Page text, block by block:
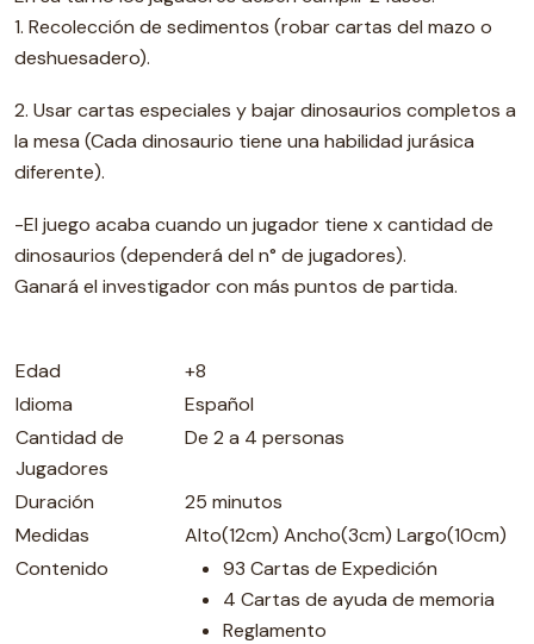
1. Recolección de sedimentos (robar cartas del mazo o
deshuesadero).
2. Usar cartas especiales y bajar dinosaurios completos a
la mesa (Cada dinosaurio tiene una habilidad jurásica
diferente).
-El juego acaba cuando un jugador tiene x cantidad de
dinosaurios (dependerá del n° de jugadores).
Ganará el investigador con más puntos de partida.
Edad
+8
Idioma
Español
Cantidad de
Jugadores
De 2 a 4 personas
Duración
25 minutos
Medidas
Alto(12cm) Ancho(3cm) Largo(10cm)
Contenido
93 Cartas de Expedición
4 Cartas de ayuda de memoria
Reglamento